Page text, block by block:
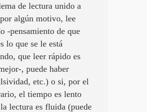
de lectura unido a
algún motivo, lee
-pensamiento de que
lo que se le está
que leer rápido es
, puede haber
etc.) o si, por el
el tiempo es lento
lectura es fluida (puede